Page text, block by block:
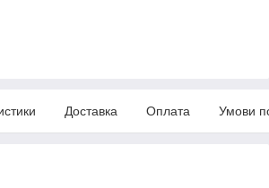
Доставка Оплата Умови